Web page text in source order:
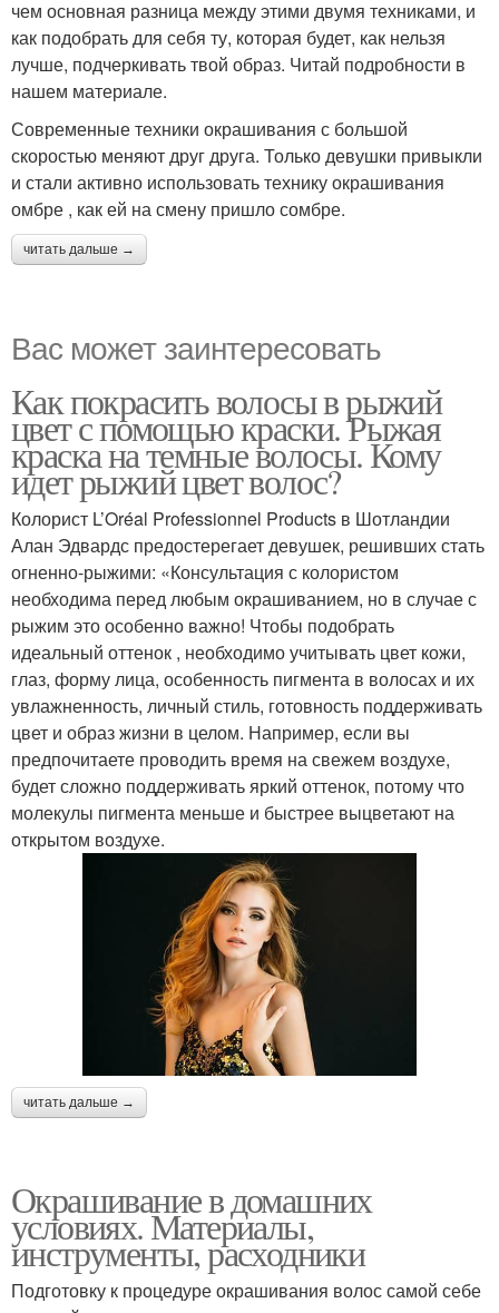
чем основная разница между этими двумя техниками, и
как подобрать для себя ту, которая будет, как нельзя
лучше, подчеркивать твой образ. Читай подробности в
нашем материале.
Современные техники окрашивания с большой
скоростью меняют друг друга. Только девушки привыкли
и стали активно использовать технику окрашивания
омбре , как ей на смену пришло сомбре.
читать дальше →
Вас может заинтересовать
Как покрасить волосы в рыжий
цвет с помощью краски. Рыжая
краска на темные волосы. Кому
идет рыжий цвет волос?
Колорист L’Oréal Professionnel Products в Шотландии
Алан Эдвардс предостерегает девушек, решивших стать
огненно-рыжими: «Консультация с колористом
необходима перед любым окрашиванием, но в случае с
рыжим это особенно важно! Чтобы подобрать
идеальный оттенок , необходимо учитывать цвет кожи,
глаз, форму лица, особенность пигмента в волосах и их
увлажненность, личный стиль, готовность поддерживать
цвет и образ жизни в целом. Например, если вы
предпочитаете проводить время на свежем воздухе,
будет сложно поддерживать яркий оттенок, потому что
молекулы пигмента меньше и быстрее выцветают на
открытом воздухе.
читать дальше →
Окрашивание в домашних
условиях. Материалы,
инструменты, расходники
Подготовку к процедуре окрашивания волос самой себе